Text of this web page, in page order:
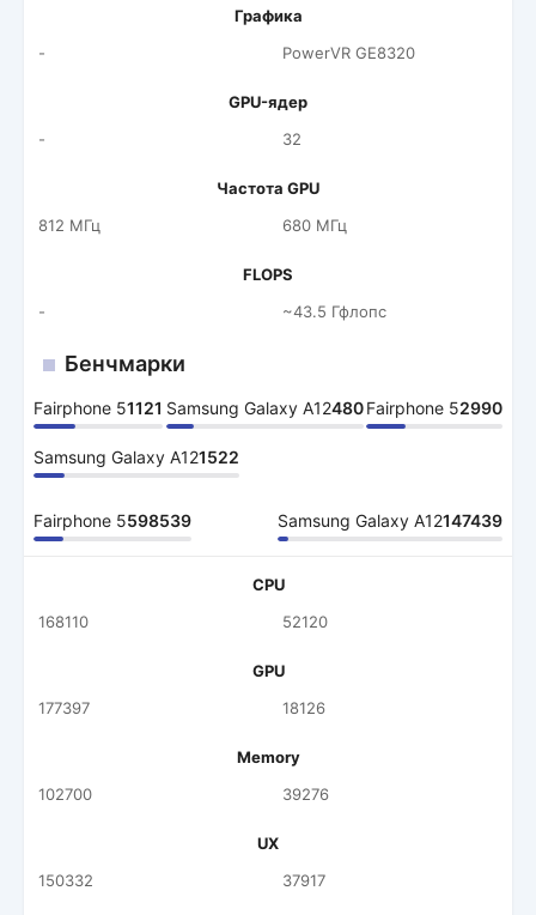
Графика
-
PowerVR GE8320
GPU-ядер
-
32
Частота GPU
812 МГц
680 МГц
FLOPS
-
~43.5 Гфлопс
Бенчмарки
Fairphone 51121 Samsung Galaxy A12480 Fairphone 52990
Samsung Galaxy A121522
Fairphone 5598539 Samsung Galaxy A12147439
CPU
168110
52120
GPU
177397
18126
Memory
102700
39276
UX
150332
37917